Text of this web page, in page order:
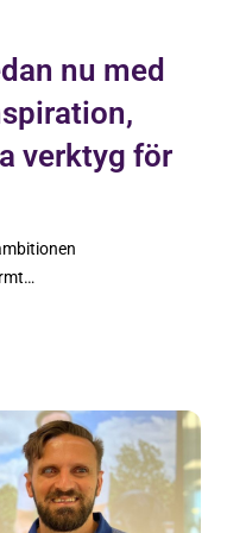
nu med
verktyg för
Få en
som